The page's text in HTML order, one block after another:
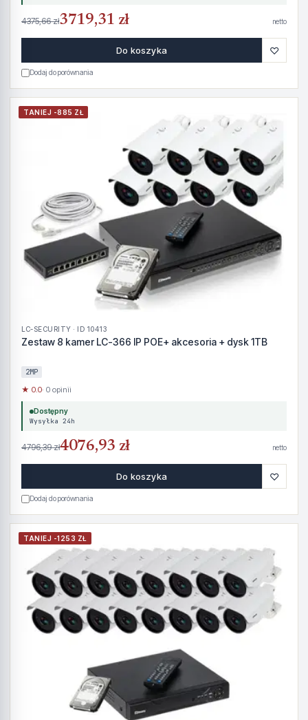
4375,66 zł3719,31 zł netto
Do koszyka ♡
Dodaj do porównania
TANIEJ -885 ZŁ
LC-SECURITY · ID 10413
Zestaw 8 kamer LC-366 IP POE+ akcesoria + dysk 1TB
2MP
★ 0.0· 0 opinii
Dostępny
Wysyłka 24h
4796,39 zł4076,93 zł netto
Do koszyka ♡
Dodaj do porównania
TANIEJ -1253 ZŁ